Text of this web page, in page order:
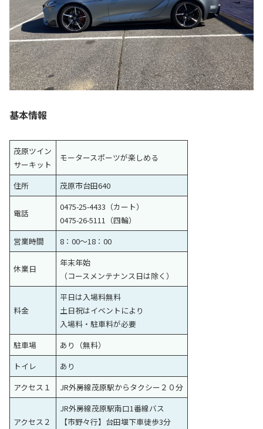
基本情報
茂原ツイン
サーキット
モータースポーツが楽しめる
住所 茂原市台田640
電話
0475-25-4433（カート）
0475-26-5111（四輪）
営業時間
8：00〜18：00
休業日
年末年始
（コースメンテナンス日は除く）
料金
平日は入場料無料
土日祝はイベントにより
入場料・駐車料が必要
駐車場
あり（無料）
トイレ
あり
アクセス１
JR外房線茂原駅からタクシー２０分
アクセス２
JR外房線茂原駅南口1番線バス
【市野々行】台田堰下車徒歩3分